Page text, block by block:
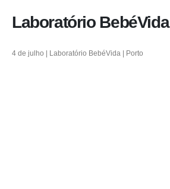
Laboratório BebéVida
4 de julho | Laboratório BebéVida | Porto